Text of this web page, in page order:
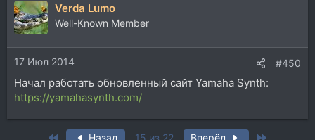
Verda Lumo
Well-Known Member
17 Июл 2014 #450
Начал работать обновленный сайт Yamaha Synth:
https://yamahasynth.com/
First Назад 15 из 22 Вперёд